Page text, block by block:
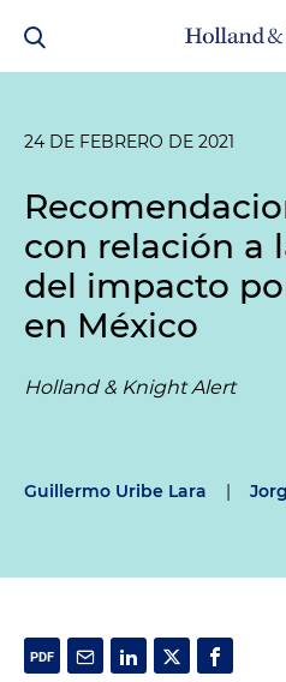
24 DE FEBRERO DE 2021
con relación a
del impacto
en México
Holland & Knight Alert
Guillermo Uribe Lara |